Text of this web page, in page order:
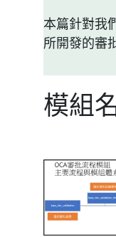
本篇針對我
所開發的審
模組